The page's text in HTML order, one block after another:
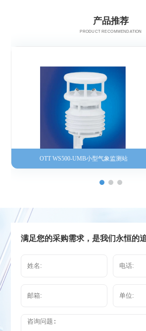
产品推荐
PRODUCT RECOMMENDATION
OTT WS500-UMB小型气象监测站
满足您的采购需求，是我们永恒的